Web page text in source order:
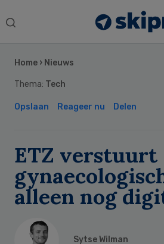
Search
Home › Nieuws
Thema: Tech
Opslaan Reageer nu Delen
ETZ verstuurt
alleen nog
Sytse Wilman
Sidebar